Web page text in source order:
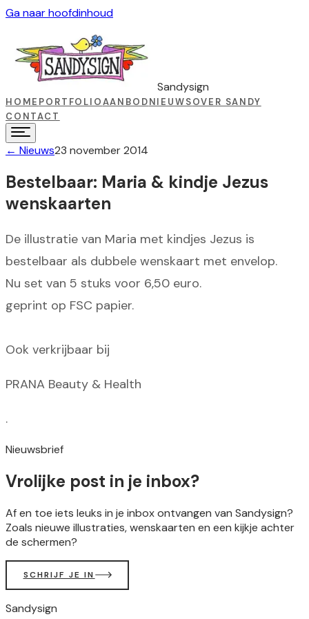
Ga naar hoofdinhoud
Sandysign
HOME PORTFOLIOAANBODNIEUWSOVER SANDY
CONTACT
← Nieuws23 november 2014
Bestelbaar: Maria & kindje Jezus
wenskaarten
De illustratie van Maria met kindjes Jezus is
bestelbaar als dubbele wenskaart met envelop.
Nu set van 5 stuks voor 6,50 euro.
geprint op FSC papier.
Ook verkrijbaar bij
PRANA Beauty & Health
.
Nieuwsbrief
Vrolijke post in je inbox?
Af en toe iets leuks in je inbox ontvangen van Sandysign?
Zoals nieuwe illustraties, wenskaarten en een kijkje achter
de schermen?
SCHRIJF JE IN
Sandysign